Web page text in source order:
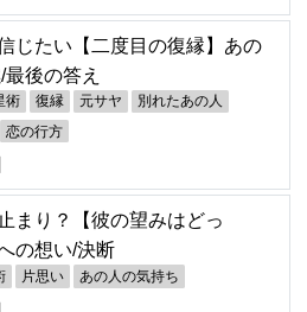
じたい【二度目の復縁】あの
最後の答え
術 復縁 元サヤ 別れたあの人
恋の行方
まり？【彼の望みはどっ
の想い/決断
片思い あの人の気持ち